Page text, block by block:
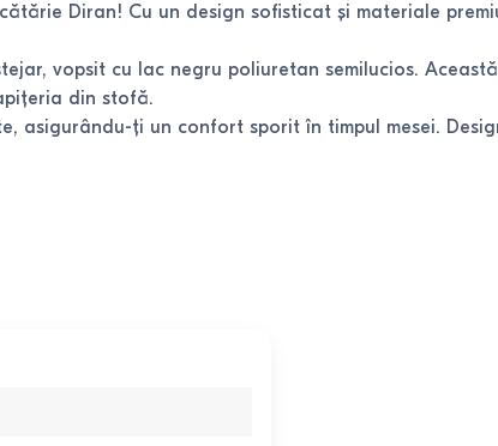
Diran! Cu un design sofisticat și materiale
vopsit cu lac negru poliuretan semilucios.
din stofă.
asigurându-ți un confort sporit în timpul mesei.